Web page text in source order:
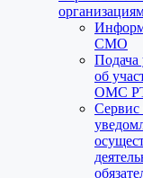
СМО
Подача
об
ОМС
Сервис